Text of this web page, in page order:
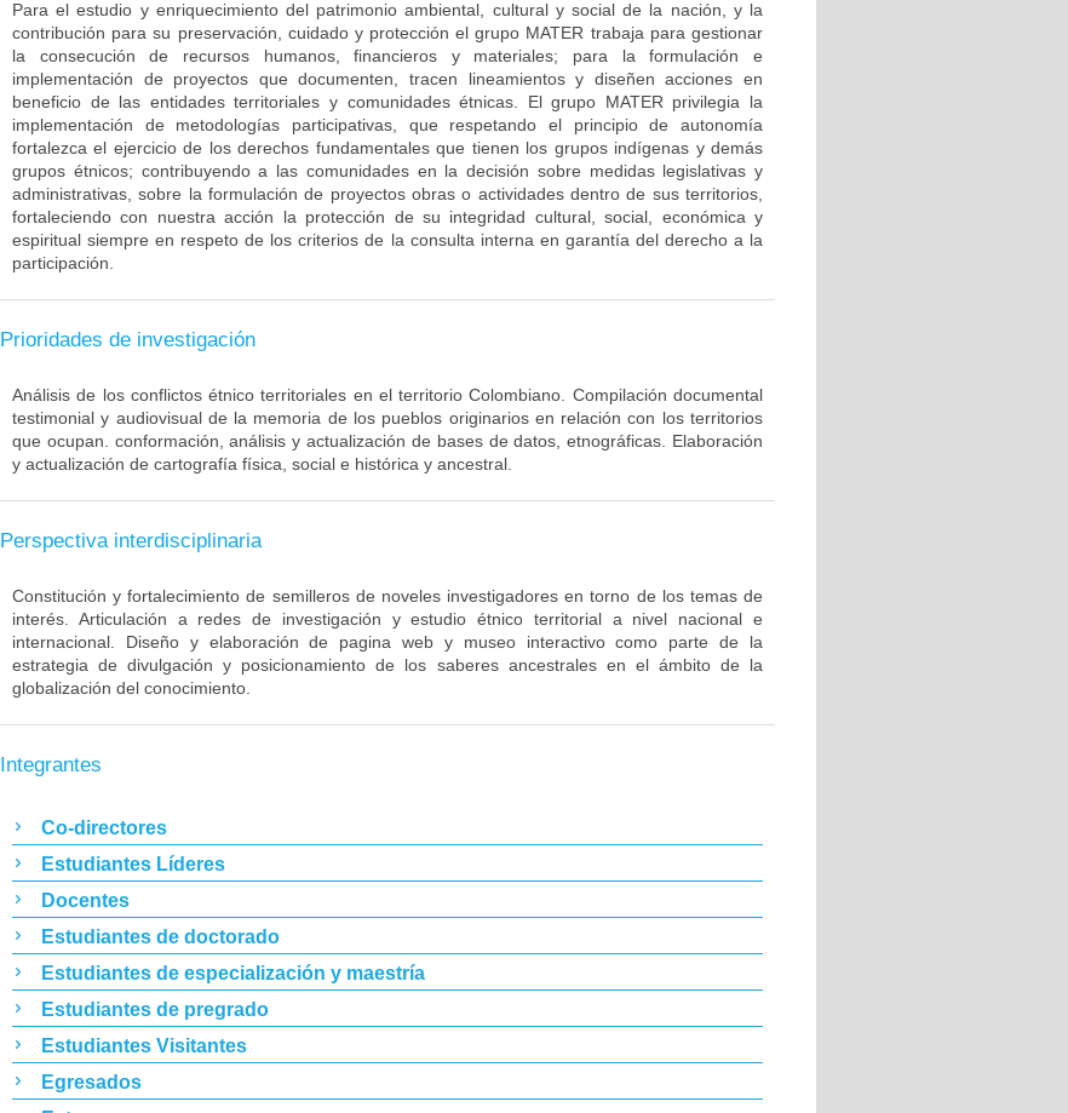
Para el estudio y enriquecimiento del patrimonio ambiental, cultural y social de la nación, y la
contribución para su preservación, cuidado y protección el grupo MATER trabaja para gestionar
la consecución de recursos humanos, financieros y materiales; para la formulación e
implementación de proyectos que documenten, tracen lineamientos y diseñen acciones en
beneficio de las entidades territoriales y comunidades étnicas. El grupo MATER privilegia la
implementación de metodologías participativas, que respetando el principio de autonomía
fortalezca el ejercicio de los derechos fundamentales que tienen los grupos indígenas y demás
grupos étnicos; contribuyendo a las comunidades en la decisión sobre medidas legislativas y
administrativas, sobre la formulación de proyectos obras o actividades dentro de sus territorios,
fortaleciendo con nuestra acción la protección de su integridad cultural, social, económica y
espiritual siempre en respeto de los criterios de la consulta interna en garantía del derecho a la
participación.
Prioridades de investigación
Análisis de los conflictos étnico territoriales en el territorio Colombiano. Compilación documental
testimonial y audiovisual de la memoria de los pueblos originarios en relación con los territorios
que ocupan. conformación, análisis y actualización de bases de datos, etnográficas. Elaboración
y actualización de cartografía física, social e histórica y ancestral.
Perspectiva interdisciplinaria
Constitución y fortalecimiento de semilleros de noveles investigadores en torno de los temas de
interés. Articulación a redes de investigación y estudio étnico territorial a nivel nacional e
internacional. Diseño y elaboración de pagina web y museo interactivo como parte de la
estrategia de divulgación y posicionamiento de los saberes ancestrales en el ámbito de la
globalización del conocimiento.
Integrantes
Co-directores
Estudiantes Líderes
Docentes
Estudiantes de doctorado
Estudiantes de especialización y maestría
Estudiantes de pregrado
Estudiantes Visitantes
Egresados